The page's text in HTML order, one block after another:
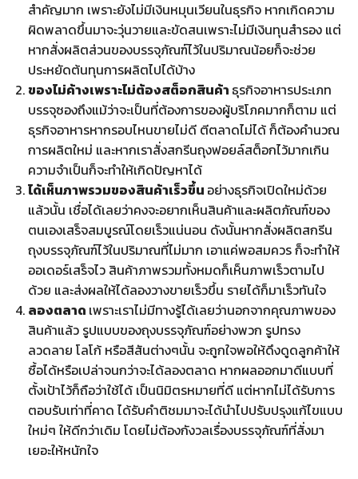
สำคัญมาก เพราะยังไม่มีเงินหมุนเวียนในธุรกิจ หากเกิดความ
ผิดพลาดขึ้นมาจะวุ่นวายและขัดสนเพราะไม่มีเงินทุนสำรอง แต่
หากสั่งผลิตส่วนของบรรจุภัณฑ์ไว้ในปริมาณน้อยก็จะช่วย
ประหยัดต้นทุนการผลิตไปได้บ้าง
ของไม่ค้างเพราะไม่ต้องสต็อกสินค้า ธุรกิจอาหารประเภท
บรรจุซองถึงแม้ว่าจะเป็นที่ต้องการของผู้บริโภคมากก็ตาม แต่
ธุรกิจอาหารหากรอบไหนขายไม่ดี ตีตลาดไม่ได้ ก็ต้องคำนวณ
การผลิตใหม่ และหากเราสั่งสกรีนถุงฟอยล์สต็อกไว้มากเกิน
ความจำเป็นก็จะทำให้เกิดปัญหาได้
ได้เห็นภาพรวมของสินค้าเร็วขึ้น อย่างธุรกิจเปิดใหม่ด้วย
แล้วนั้น เชื่อได้เลยว่าคงจะอยากเห็นสินค้าและผลิตภัณฑ์ของ
ตนเองเสร็จสมบูรณ์โดยเร็วแน่นอน ดังนั้นหากสั่งผลิตสกรีน
ถุงบรรจุภัณฑ์ไว้ในปริมาณที่ไม่มาก เอาแค่พอสมควร ก็จะทำให้
ออเดอร์เสร็จไว สินค้าภาพรวมทั้งหมดก็เห็นภาพเร็วตามไป
ด้วย และส่งผลให้ได้ลองวางขายเร็วขึ้น รายได้ก็มาเร็วทันใจ
ลองตลาด เพราะเราไม่มีทางรู้ได้เลยว่านอกจากคุณภาพของ
สินค้าแล้ว รูปแบบของถุงบรรจุภัณฑ์อย่างพวก รูปทรง
ลวดลาย โลโก้ หรือสีสันต่างๆนั้น จะถูกใจพอให้ดึงดูดลูกค้าให้
ซื้อได้หรือเปล่าจนกว่าจะได้ลองตลาด หากผลออกมาดีแบบที่
ตั้งเป้าไว้ก็ถือว่าใช้ได้ เป็นนิมิตรหมายที่ดี แต่หากไม่ได้รับการ
ตอบรับเท่าที่คาด ได้รับคำติชมมาจะได้นำไปปรับปรุงแก้ไขแบบ
ใหม่ๆ ให้ดีกว่าเดิม โดยไม่ต้องกังวลเรื่องบรรจุภัณฑ์ที่สั่งมา
เยอะให้หนักใจ